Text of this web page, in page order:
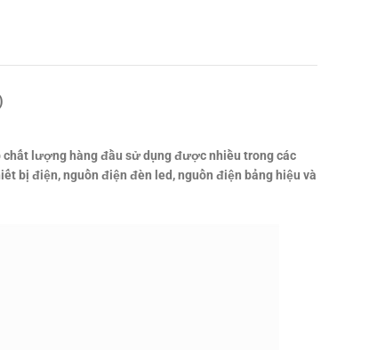
chất lượng hàng đầu sử dụng được nhiều trong các
bị điện, nguồn điện đèn led, nguồn điện bảng hiệu và